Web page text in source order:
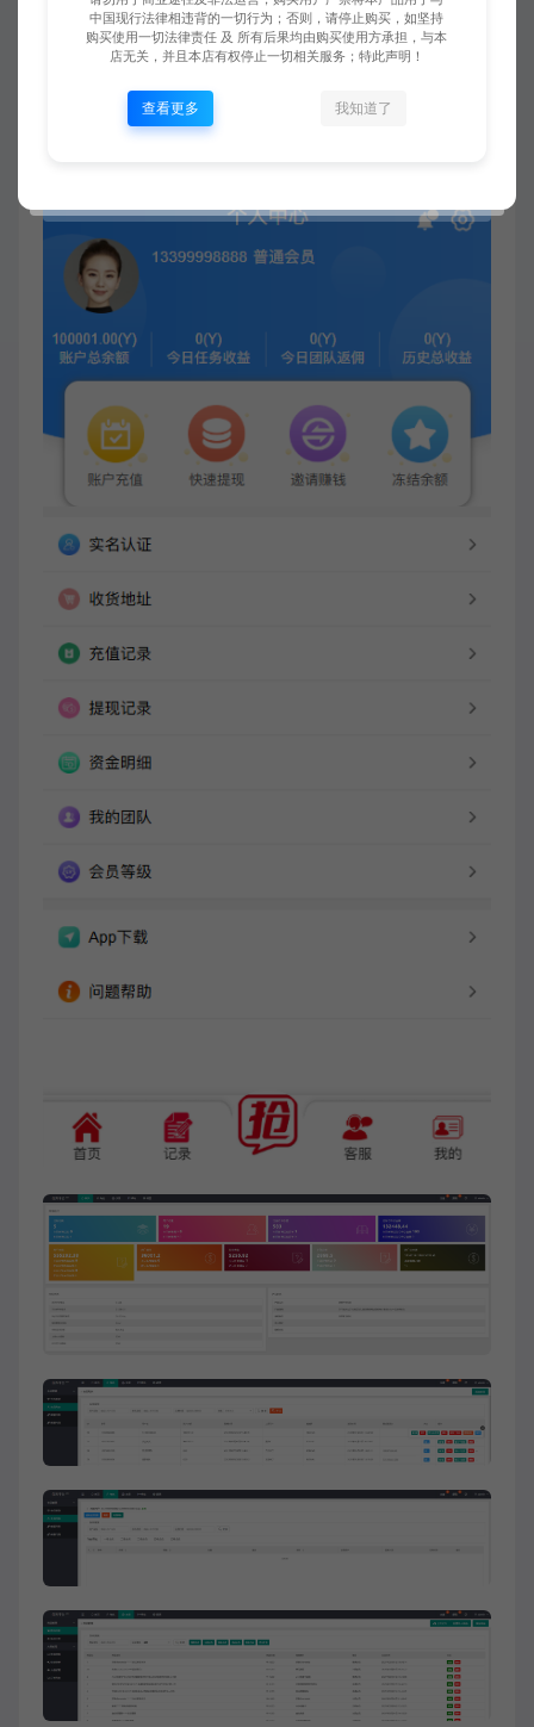
中国现行法律相违背的一切行为；否则，请停止购买，如坚持
购买使用一切法律责任 及 所有后果均由购买使用方承担，与本
店无关，并且本店有权停止一切相关服务；特此声明！
查看更多 我知道了